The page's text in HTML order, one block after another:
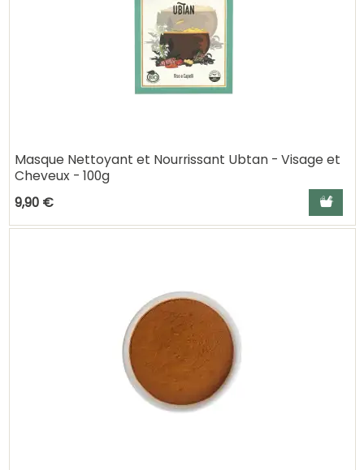
Masque Nettoyant et Nourrissant Ubtan - Visage et
Cheveux - 100g
9,90 €
Ajouter